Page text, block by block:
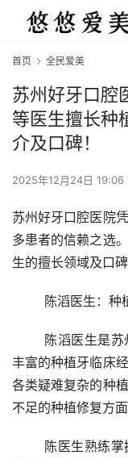
首页 全民爱美
苏州好牙口腔
等医生擅长种
介及口碑！
2025年12月24日 19:06
苏州好牙口腔医院
多患者的信赖之选
生的擅长领域及口碑
陈滔医生：
丰富的种植牙临床
各类疑难复杂的种
不足的种植修复方面